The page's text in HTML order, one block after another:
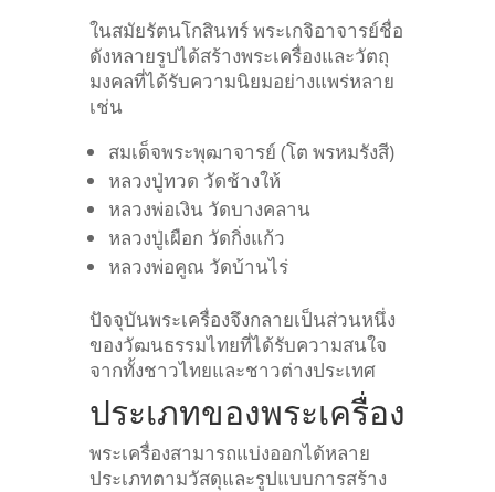
ในสมัยรัตนโกสินทร์ พระเกจิอาจารย์ชื่อ
ดังหลายรูปได้สร้างพระเครื่องและวัตถุ
มงคลที่ได้รับความนิยมอย่างแพร่หลาย
เช่น
สมเด็จพระพุฒาจารย์ (โต พรหมรังสี)
หลวงปู่ทวด วัดช้างให้
หลวงพ่อเงิน วัดบางคลาน
หลวงปู่เผือก วัดกิ่งแก้ว
หลวงพ่อคูณ วัดบ้านไร่
ปัจจุบันพระเครื่องจึงกลายเป็นส่วนหนึ่ง
ของวัฒนธรรมไทยที่ได้รับความสนใจ
จากทั้งชาวไทยและชาวต่างประเทศ
ประเภทของพระเครื่อง
พระเครื่องสามารถแบ่งออกได้หลาย
ประเภทตามวัสดุและรูปแบบการสร้าง